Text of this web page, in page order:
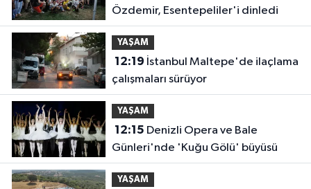
Özdemir, Esentepeliler'i dinledi
YAŞAM
12:19
çalışmaları sürüyor
YAŞAM
12:15
Günleri'nde 'Kuğu Gölü' büyüsü
YAŞAM